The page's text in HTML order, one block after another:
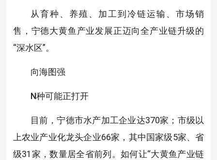
从育种、养殖、加工到冷链运输、市场销
售，宁德大黄鱼产业发展正迈向全产业链升级的
“深水区”。
向海图强
N种可能正打开
目前，宁德市水产加工企业达370家；市级以
上农业产业化龙头企业66家，其中国家级5家、省
级31家，数量居全省前列。如何让“大黄鱼产业链